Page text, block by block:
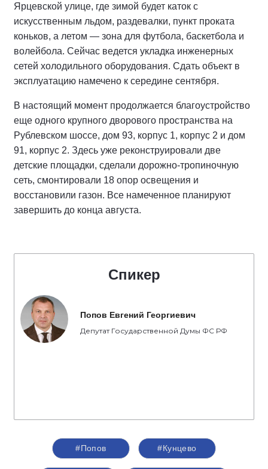
Ярцевской улице, где зимой будет каток с
искусственным льдом, раздевалки, пункт проката
коньков, а летом — зона для футбола, баскетбола и
волейбола. Сейчас ведется укладка инженерных
сетей холодильного оборудования. Сдать объект в
эксплуатацию намечено к середине сентября.
В настоящий момент продолжается благоустройство
еще одного крупного дворового пространства на
Рублевском шоссе, дом 93, корпус 1, корпус 2 и дом
91, корпус 2. Здесь уже реконструировали две
детские площадки, сделали дорожно-тропиночную
сеть, смонтировали 18 опор освещения и
восстановили газон. Все намеченное планируют
завершить до конца августа.
Спикер
Попов Евгений Георгиевич
Депутат Государственной Думы ФС РФ
#Попов #Кунцево